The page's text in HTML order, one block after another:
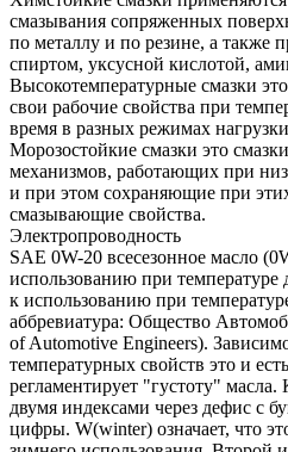
смазывания сопряженных
по металлу и по резине, а также
спиртом, уксусной кислотой,
Высокотемпературные смазки
свои рабочие свойства при
время в разных режимах
Морозостойкие смазки это
механизмов, работающих при
и при этом сохраняющие при
смазывающие свойства.
Электропроводность
SAE 0W-20 всесезонное масло
использованию при
к использованию при
аббревиатура: Общество
of Automotive Engineers).
температурных свойств это и
регламентирует "густоту"
двумя индексами через дефис с
цифры. W(winter) означает, что